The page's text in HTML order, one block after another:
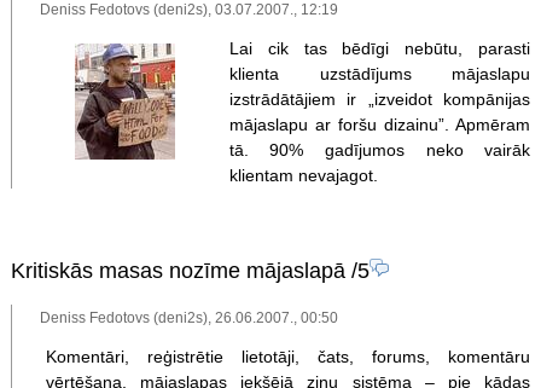
Deniss Fedotovs (deni2s), 03.07.2007., 12:19
Lai cik tas bēdīgi nebūtu, parasti
klienta uzstādījums mājaslapu
izstrādātājiem ir „izveidot kompānijas
mājaslapu ar foršu dizainu”. Apmēram
tā. 90% gadījumos neko vairāk
klientam nevajagot.
Kritiskās masas nozīme mājaslapā/5
Deniss Fedotovs (deni2s), 26.06.2007., 00:50
Komentāri, reģistrētie lietotāji, čats, forums, komentāru
vērtēšana, mājaslapas iekšējā ziņu sistēma – pie kādas